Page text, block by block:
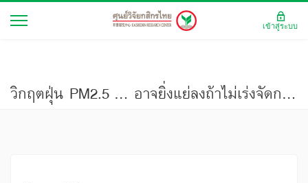
วิกฤตฝุ่น PM2.5 … อาจยิ่งแย่ลงถ้าไม่เร่งจัดการ (กระแสทรรศน์ ฉบับที่ 3401)
เข้าสู่ระบบ